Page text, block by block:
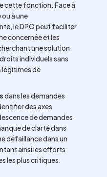
cette fonction. Face à
à une
le DPO peut faciliter
concernée et les
une solution
individuels sans
de
dans les demandes
des axes
de demandes
de clarté dans
défaillance dans un
ainsi les efforts
les plus critiques.